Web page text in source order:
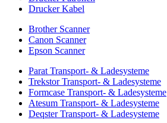
Drucker Kabel
Brother Scanner
Canon Scanner
Epson Scanner
Parat Transport- & Ladesysteme
Trekstor Transport- & Ladesysteme
Formcase Transport- & Ladesysteme
Atesum Transport- & Ladesysteme
Deqster Transport- & Ladesysteme